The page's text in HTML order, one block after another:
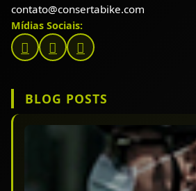
contato@consertabike.com
Mídias Sociais:
BLOG POSTS